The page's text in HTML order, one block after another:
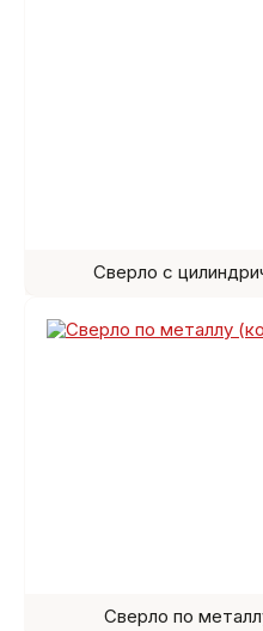
Сверло с
Сверло по